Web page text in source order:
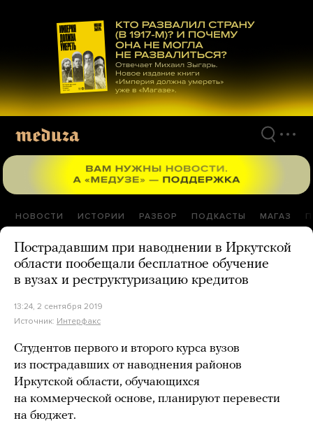
материалам
НОВОСТИ ИСТОРИИ РАЗБОР ПОДКАСТЫ МАГАЗ
Пострадавшим при наводнении в Иркутской
области пообещали бесплатное обучение
в вузах и реструктуризацию кредитов
13:24, 2 сентября 2019
Источник: Интерфакс
Студентов первого и второго курса вузов
из пострадавших от наводнения районов
Иркутской области, обучающихся
на коммерческой основе, планируют перевести
на бюджет.